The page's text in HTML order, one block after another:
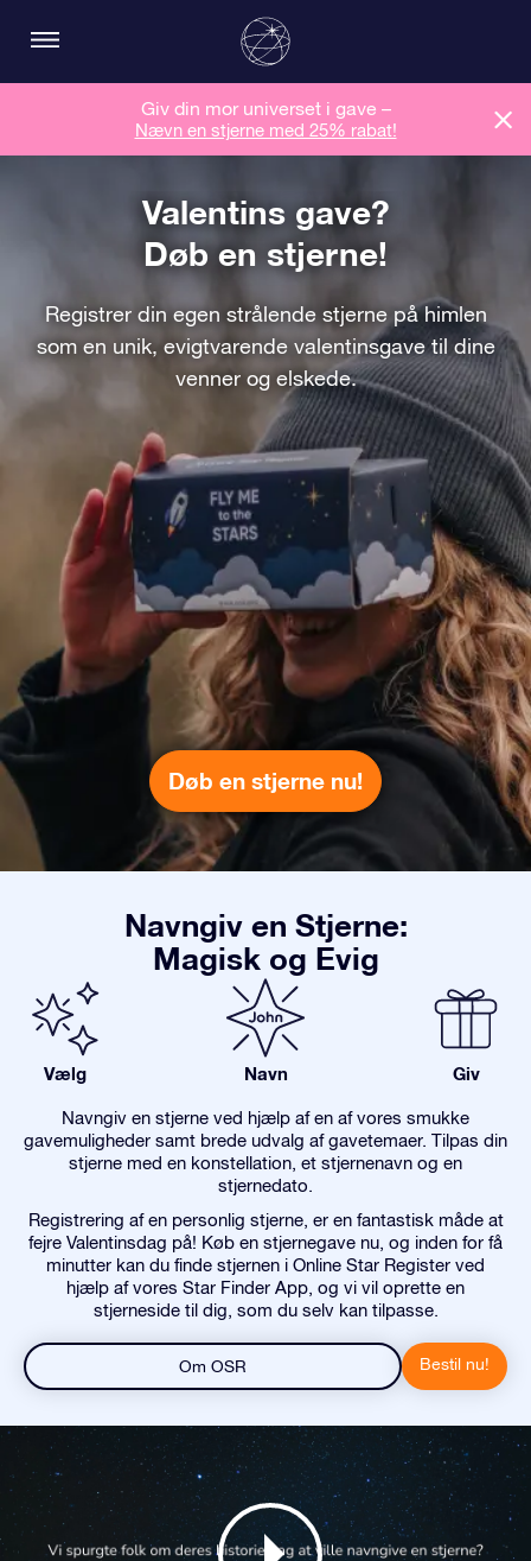
Giv din mor universet i gave –
Nævn en stjerne med 25% rabat!
Valentins gave?
Døb en stjerne!
Registrer din egen strålende stjerne på himlen
som en unik, evigtvarende valentinsgave til dine
venner og elskede.
Døb en stjerne nu!
Navngiv en Stjerne:
Magisk og Evig
Vælg Navn Giv
Navngiv en stjerne ved hjælp af en af vores smukke
gavemuligheder samt brede udvalg af gavetemaer. Tilpas din
stjerne med en konstellation, et stjernenavn og en
stjernedato.
Registrering af en personlig stjerne, er en fantastisk måde at
fejre Valentinsdag på! Køb en stjernegave nu, og inden for få
minutter kan du finde stjernen i Online Star Register ved
hjælp af vores Star Finder App, og vi vil oprette en
stjerneside til dig, som du selv kan tilpasse.
Om OSR Bestil nu!